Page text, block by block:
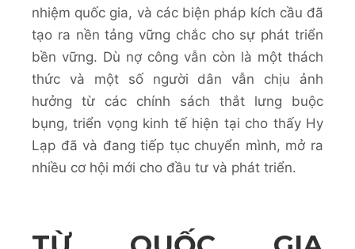
nhiệm quốc gia, và các biện pháp kích cầu đã
tạo ra nền tảng vững chắc cho sự phát triển
bền vững. Dù nợ công vẫn còn là một thách
thức và một số người dân vẫn chịu ảnh
hưởng từ các chính sách thắt lưng buộc
bụng, triển vọng kinh tế hiện tại cho thấy Hy
Lạp đã và đang tiếp tục chuyển mình, mở ra
nhiều cơ hội mới cho đầu tư và phát triển.